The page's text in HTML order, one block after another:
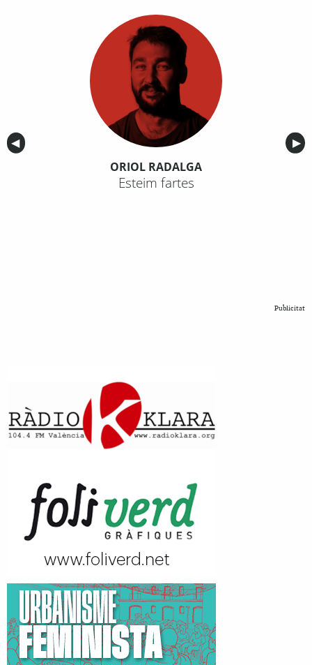
Anterior
◀︎ ▶︎
ORIOL RADALGA
Esteim fartes
Publicitat